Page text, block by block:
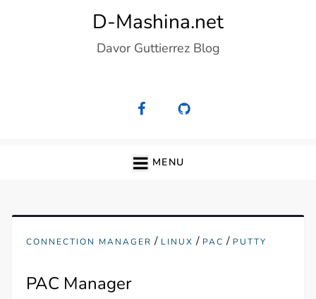
D-Mashina.net
Davor Guttierrez Blog
MENU
CONNECTION MANAGER / LINUX / PAC / PUTTY
PAC Manager